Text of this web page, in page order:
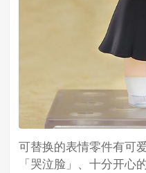
可替换的表情零件有可
「哭泣脸」、十分开心